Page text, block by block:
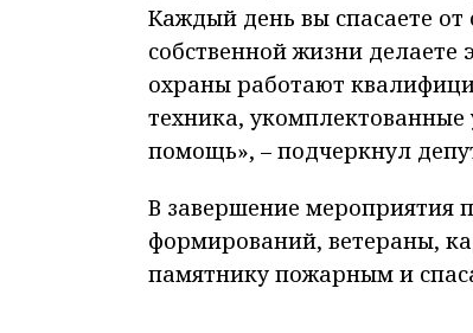
Каждый день вы спасаете
собственной жизни
охраны работают
техника,
помощь», – подчеркнул
В завершение мероприятия
формирований, ветераны,
памятнику пожарным и